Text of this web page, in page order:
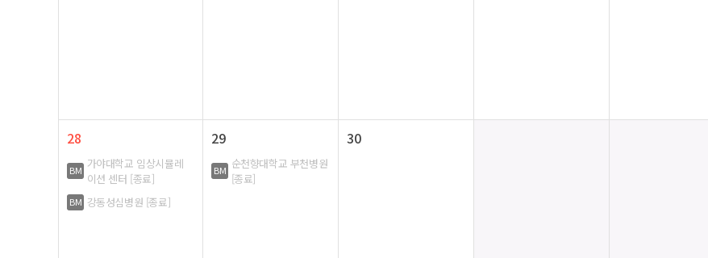
28
BM 가야대학교 임상시뮬레
이션 센터 [종료]
BM 강동성심병원 [종료]
29
BM 순천향대학교 부천병원
[종료]
30